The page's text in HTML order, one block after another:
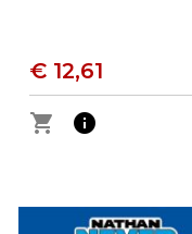
€ 12,61
shopping_cart
info